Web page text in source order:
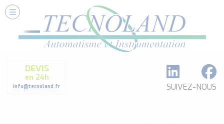
DEVIS
en 24h
info@tecnoland.fr SUIVEZ-NOUS
Nos Services
Conseils et Fourniture
Formation et Assistance
Architecture I-O Link multi fabricants